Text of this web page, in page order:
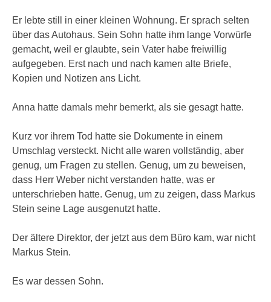
Er lebte still in einer kleinen Wohnung. Er sprach selten
über das Autohaus. Sein Sohn hatte ihm lange Vorwürfe
gemacht, weil er glaubte, sein Vater habe freiwillig
aufgegeben. Erst nach und nach kamen alte Briefe,
Kopien und Notizen ans Licht.
Anna hatte damals mehr bemerkt, als sie gesagt hatte.
Kurz vor ihrem Tod hatte sie Dokumente in einem
Umschlag versteckt. Nicht alle waren vollständig, aber
genug, um Fragen zu stellen. Genug, um zu beweisen,
dass Herr Weber nicht verstanden hatte, was er
unterschrieben hatte. Genug, um zu zeigen, dass Markus
Stein seine Lage ausgenutzt hatte.
Der ältere Direktor, der jetzt aus dem Büro kam, war nicht
Markus Stein.
Es war dessen Sohn.